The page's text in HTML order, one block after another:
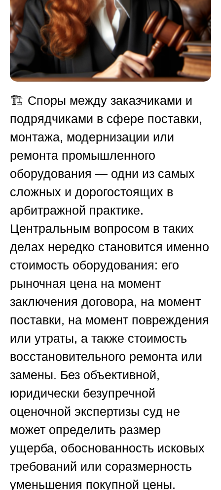
🏗️ Споры между заказчиками и
подрядчиками в сфере поставки,
монтажа, модернизации или
ремонта промышленного
оборудования — одни из самых
сложных и дорогостоящих в
арбитражной практике.
Центральным вопросом в таких
делах нередко становится именно
стоимость оборудования: его
рыночная цена на момент
заключения договора, на момент
поставки, на момент повреждения
или утраты, а также стоимость
восстановительного ремонта или
замены. Без объективной,
юридически безупречной
оценочной экспертизы суд не
может определить размер
ущерба, обоснованность исковых
требований или соразмерность
уменьшения покупной цены.